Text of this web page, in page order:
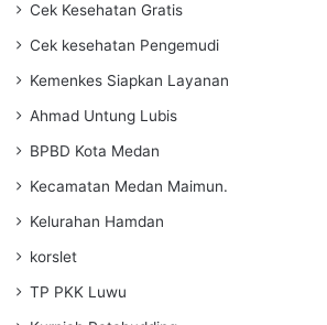
Cek Kesehatan Gratis
Cek kesehatan Pengemudi
Kemenkes Siapkan Layanan
Ahmad Untung Lubis
BPBD Kota Medan
Kecamatan Medan Maimun.
Kelurahan Hamdan
korslet
TP PKK Luwu